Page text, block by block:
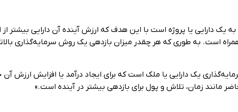
یک دارایی یا پروژه است با این هدف ‏که ارزش آینده آن دارایی بیشتر
است. به طوری که هر چقدر میزان بازدهی یک روش سرمایه‌گذاری
یک دارایی یا ملک است که ‏برای ایجاد درآمد یا افزایش ارزش
مانند زمان، تلاش و پول برای بازدهی بیشتر در آینده است.»‏